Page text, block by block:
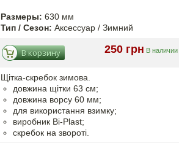
Размеры: 630 мм
Тип / Сезон: Аксессуар / Зимний
250 грн В наличии
В корзину
Щітка-скребок зимова.
довжина щітки 63 см;
довжина ворсу 60 мм;
для використання взимку;
виробник Bi-Plast;
скребок на звороті.